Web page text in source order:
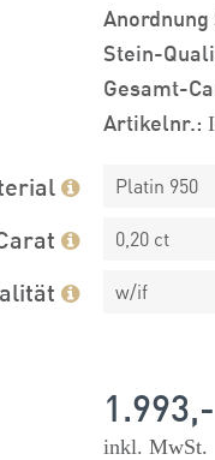
Stein-
Gesamt-
Artikelnr.:
Platin 950
0,20 ct
w/if
inkl. MwSt.